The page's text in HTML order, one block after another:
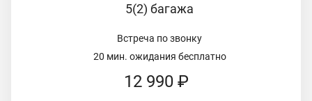
5(2) багажа
Встреча по звонку
20 мин. ожидания бесплатно
12 990 ₽